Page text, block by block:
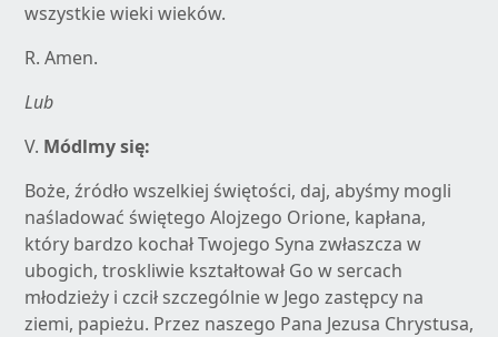
wszystkie wieki wieków.
R. Amen.
Lub
V. Módlmy się:
Boże, źródło wszelkiej świętości, daj, abyśmy mogli
naśladować świętego Alojzego Orione, kapłana,
który bardzo kochał Twojego Syna zwłaszcza w
ubogich, troskliwie kształtował Go w sercach
młodzieży i czcił szczególnie w Jego zastępcy na
ziemi, papieżu. Przez naszego Pana Jezusa Chrystusa,